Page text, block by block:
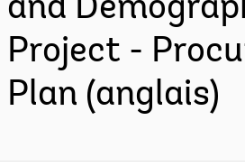
and
Project -
Plan (anglais)